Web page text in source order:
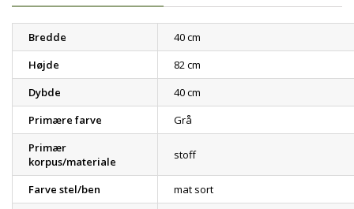
Bredde
40 cm
Højde
82 cm
Dybde
40 cm
Primære farve
Grå
Primær
korpus/materiale
stoff
Farve stel/ben
mat sort